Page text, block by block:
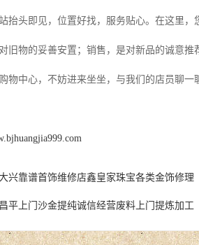
抬头即见，位置好找，服务贴心。在这里
旧物的妥善安置；销售，是对新品的诚意
购物中心，不妨进来坐坐，与我们的店员聊一
兴靠谱首饰维修店鑫皇家珠宝各类金饰修理
昌平上门沙金提纯诚信经营废料上门提炼加工